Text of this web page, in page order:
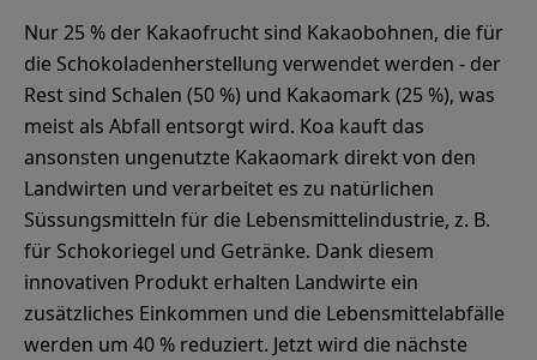
Nur 25 % der Kakaofrucht sind Kakaobohnen, die für
die Schokoladenherstellung verwendet werden - der
Rest sind Schalen (50 %) und Kakaomark (25 %), was
meist als Abfall entsorgt wird. Koa kauft das
ansonsten ungenutzte Kakaomark direkt von den
Landwirten und verarbeitet es zu natürlichen
Süssungsmitteln für die Lebensmittelindustrie, z. B.
für Schokoriegel und Getränke. Dank diesem
innovativen Produkt erhalten Landwirte ein
zusätzliches Einkommen und die Lebensmittelabfälle
werden um 40 % reduziert. Jetzt wird die nächste